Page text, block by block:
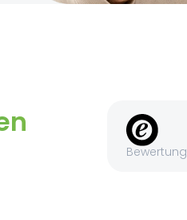
Bewertung